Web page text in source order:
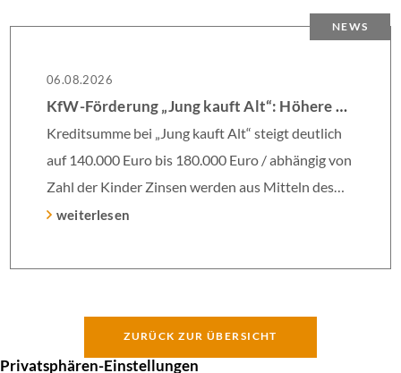
NEWS
06.08.2026
KfW-Förderung „Jung kauft Alt“: Höhere Kredite ab August 2026
Kreditsumme bei „Jung kauft Alt“ steigt deutlich
auf 140.000 Euro bis 180.000 Euro / abhängig von
Zahl der Kinder Zinsen werden aus Mitteln des
Bundes verbilligt: Heutiger Zins bei 0,53 Prozent
Zinsbindung Antragstellende verpflichten sich zu
Förderzusage / Sanierung in Einzelmaßnahmen
weiterlesen
ZURÜCK ZUR ÜBERSICHT